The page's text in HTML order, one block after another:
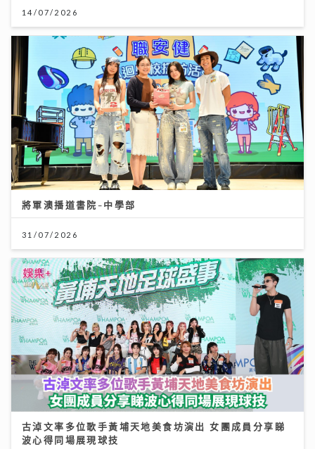
14/07/2026
將軍澳播道書院-中學部
31/07/2026
古淖文率多位歌手黃埔天地美食坊演出 女團成員分享睇
波心得同場展現球技